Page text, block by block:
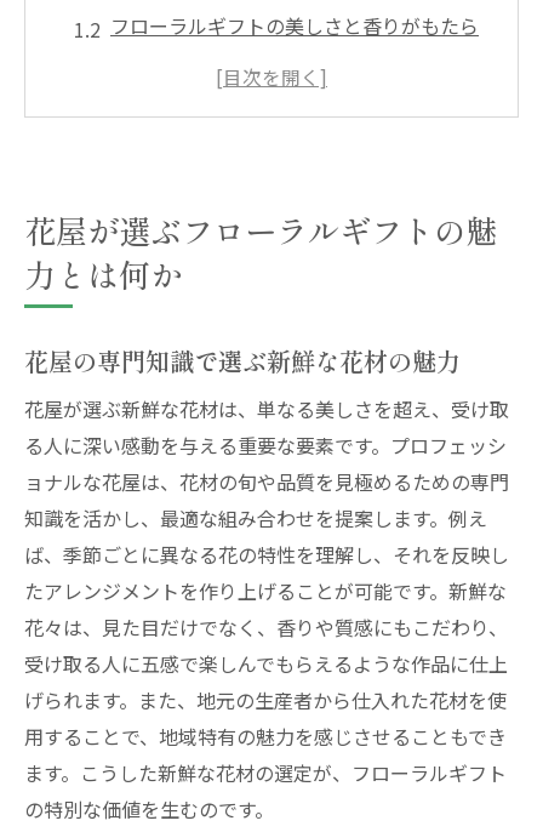
フローラルギフトの美しさと香りがもたら
フローラルギフトが伝える感謝と愛情
花屋の経験が生きるオリジナルデザイン
四季折々の花材で季節を感じるフローラル
ギフト
季節感を演出するアレンジメントのテクニ
ック
心に残る季節のイベントに最適なギフト選
び
花屋が提案する季節限定デザインの魅力
贈り物にプラスする季節のストーリー
季節の変わり目を楽しむフローラルギフト
オンライン注文で手軽に花屋のギフトを贈る方
法
オンラインで簡単にフローラルギフトを選
花屋が選ぶフローラルギフトの魅
力とは何か
花屋の専門知識で選ぶ新鮮な花材の魅力
花屋が選ぶ新鮮な花材は、単なる美しさを超え、受け取
る人に深い感動を与える重要な要素です。プロフェッシ
ョナルな花屋は、花材の旬や品質を見極めるための専門
知識を活かし、最適な組み合わせを提案します。例え
ば、季節ごとに異なる花の特性を理解し、それを反映し
たアレンジメントを作り上げることが可能です。新鮮な
花々は、見た目だけでなく、香りや質感にもこだわり、
受け取る人に五感で楽しんでもらえるような作品に仕上
げられます。また、地元の生産者から仕入れた花材を使
用することで、地域特有の魅力を感じさせることもでき
ます。こうした新鮮な花材の選定が、フローラルギフト
の特別な価値を生むのです。